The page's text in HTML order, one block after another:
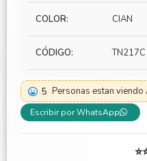
COLOR: CIAN
CÓDIGO: TN217C
5 Personas estan viendo
Escribir por WhatsApp